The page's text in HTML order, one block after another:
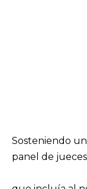
Sosteniendo
panel de